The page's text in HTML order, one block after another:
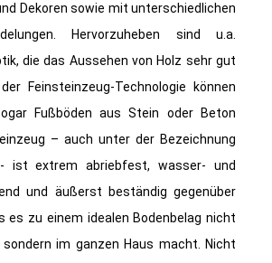
Dekoren sowie mit unterschiedlichen
Hervorzuheben sind u.a.
die das Aussehen von Holz sehr gut
Feinsteinzeug-Technologie können
Fußböden aus Stein oder Beton
– auch unter der Bezeichnung
- ist extrem abriebfest, wasser- und
und äußerst beständig gegenüber
es zu einem idealen Bodenbelag nicht
im ganzen Haus macht. Nicht